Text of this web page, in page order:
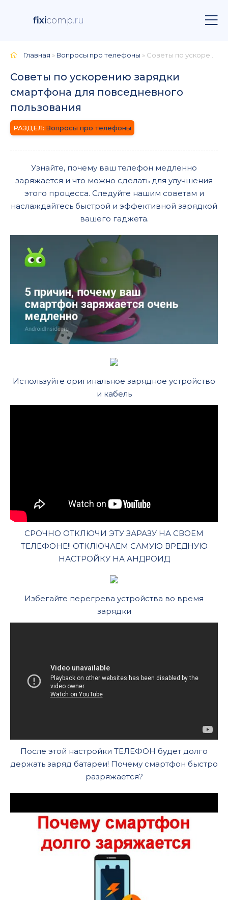
fixicomp.ru
Главная » Вопросы про телефоны » Советы по ускорению зарядки смартфона для повседневного пользования
Советы по ускорению зарядки
смартфона для повседневного
пользования
Вопросы про телефоны
Узнайте, почему ваш телефон медленно
заряжается и что можно сделать для улучшения
этого процесса. Следуйте нашим советам и
наслаждайтесь быстрой и эффективной зарядкой
вашего гаджета.
Используйте оригинальное зарядное устройство
и кабель
СРОЧНО ОТКЛЮЧИ ЭТУ ЗАРАЗУ НА СВОЕМ
ТЕЛЕФОНЕ!! ОТКЛЮЧАЕМ САМУЮ ВРЕДНУЮ
НАСТРОЙКУ НА АНДРОИД
Избегайте перегрева устройства во время
зарядки
После этой настройки ТЕЛЕФОН будет долго
держать заряд батареи! Почему смартфон быстро
разряжается?